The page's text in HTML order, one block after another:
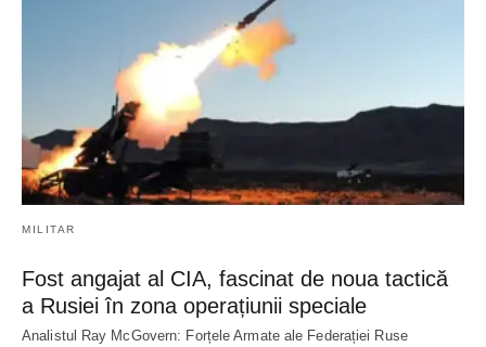
MILITAR
Fost angajat al CIA, fascinat de noua tactică
a Rusiei în zona operațiunii speciale
Analistul Ray McGovern: Forțele Armate ale Federației Ruse